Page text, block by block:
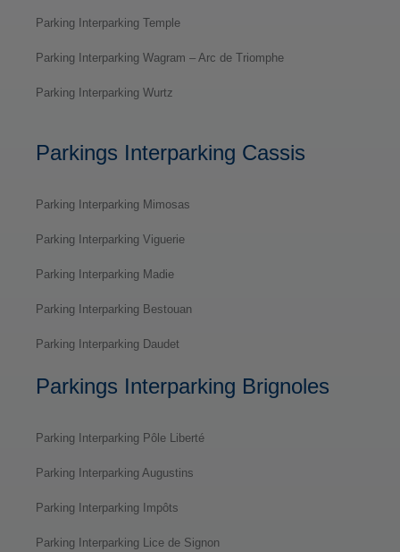
Parking Interparking Temple
Parking Interparking Wagram – Arc de Triomphe
Parking Interparking Wurtz
Parkings Interparking Cassis
Parking Interparking Mimosas
Parking Interparking Viguerie
Parking Interparking Madie
Parking Interparking Bestouan
Parking Interparking Daudet
Parkings Interparking Brignoles
Parking Interparking Pôle Liberté
Parking Interparking Augustins
Parking Interparking Impôts
Parking Interparking Lice de Signon